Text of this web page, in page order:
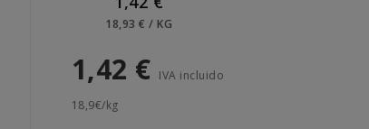
18,93 € / KG
1,42 € IVA incluido
18,9€/kg